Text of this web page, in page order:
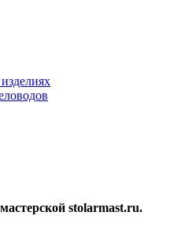
stolarmast.ru.